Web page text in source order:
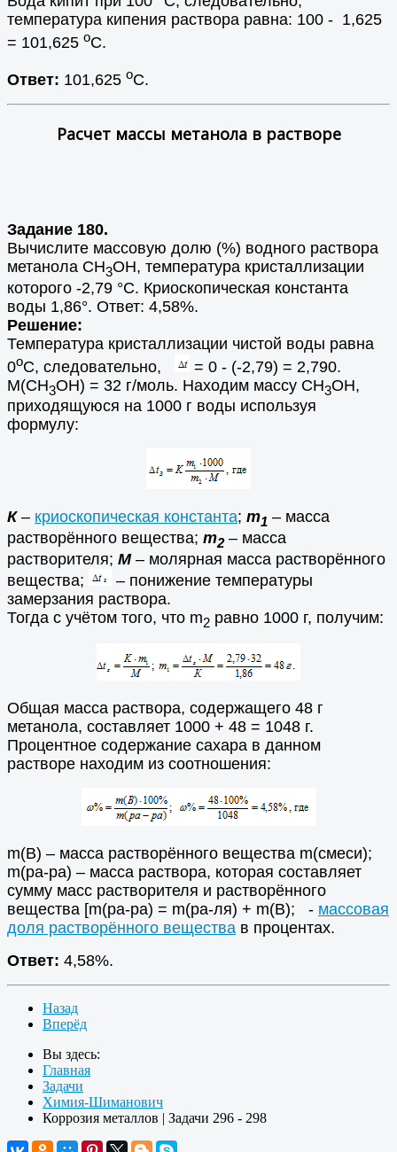
температура кипения раствора равна: 100 - 1,625
= 101,625 оС.
Ответ: 101,625 оС.
Расчет массы метанола в растворе
Задание 180.
Вычислите массовую долю (%) водного раствора
метанола СН3ОН, температура кристаллизации
которого -2,79 °С. Криоскопическая константа
воды 1,86°. Ответ: 4,58%.
Решение:
Температура кристаллизации чистой воды равна
0оС, следовательно,
= 0 - (-2,79) = 2,790.
М(СН3ОН) = 32 г/моль. Находим массу СН3ОН,
приходящуюся на 1000 г воды используя
формулу:
К – криоскопическая константа; m1 – масса
растворённого вещества; m2 – масса
растворителя; М– молярная масса растворённого
вещества;
– понижение температуры
замерзания раствора.
Тогда с учётом того, что m2 равно 1000 г, получим:
Общая масса раствора, содержащего 48 г
метанола, составляет 1000 + 48 = 1048 г.
Процентное содержание сахара в данном
растворе находим из соотношения:
m(B) – масса растворённого вещества m(смеси);
m(ра-ра) – масса раствора, которая составляет
сумму масс растворителя и растворённого
вещества [m(ра-ра) = m(ра-ля) + m(В); - массовая
доля растворённого вещества в процентах.
Ответ: 4,58%.
Назад
Вперёд
Вы здесь:
Главная
Задачи
Химия-Шиманович
Коррозия металлов | Задачи 296 - 298